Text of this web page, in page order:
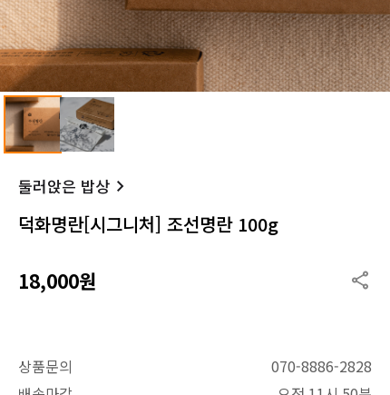
둘러앉은 밥상
덕화명란[시그니처] 조선명란 100g
18,000원
상품문의
070-8886-2828